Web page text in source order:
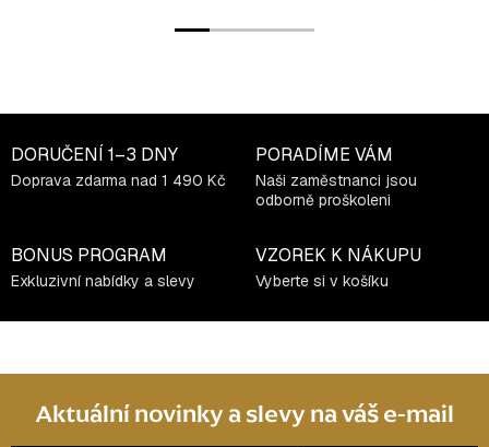
DORUČENÍ 1–3 DNY
Doprava zdarma nad 1 490 Kč
PORADÍME VÁM
Naši zaměstnanci jsou
odborně proškoleni
BONUS PROGRAM
Exkluzivní nabídky a slevy
VZOREK K NÁKUPU
Vyberte si v košíku
Aktuální novinky a slevy na váš e-mail